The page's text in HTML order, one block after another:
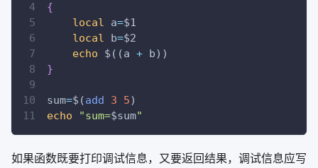
{
local
a=$1
local
b=$2
echo
$((a + b))
}
sum=$(add 3 5)
echo
"sum=$sum"
如果函数既要打印调试信息，又要返回结果，调试信息应写